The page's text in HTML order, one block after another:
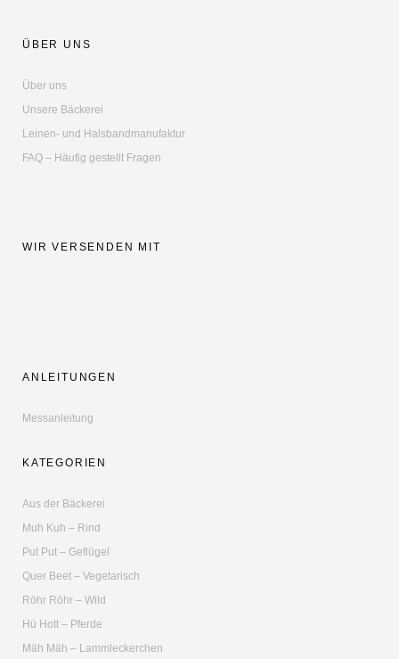
ÜBER UNS
Über uns
Unsere Bäckerei
Leinen- und Halsbandmanufaktur
FAQ – Häufig gestellt Fragen
WIR VERSENDEN MIT
ANLEITUNGEN
Messanleitung
KATEGORIEN
Aus der Bäckerei
Muh Kuh – Rind
Put Put – Geflügel
Quer Beet – Vegetarisch
Röhr Röhr – Wild
Hü Hott – Pferde
Mäh Mäh – Lammleckerchen